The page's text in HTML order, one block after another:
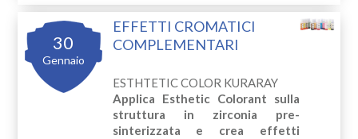
30
Gennaio
EFFETTI CROMATICI
COMPLEMENTARI
ESTHTETIC COLOR KURARAY
Applica Esthetic Colorant sulla
struttura in zirconia pre-
sinterizzata e crea effetti